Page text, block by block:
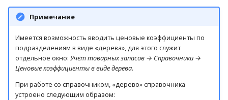
Допустимые % льготы
Допустимые значения
НДС
Допустимые налоги с
продаж
Примечание
Имеется возможность вводить ценовые коэффициенты по
подразделениям в виде «дерева», для этого служит
отдельное окно: Учёт товарных запасов → Справочники →
Ценовые коэффициенты в виде дерева.
При работе со справочником, «дерево» справочника
устроено следующим образом: